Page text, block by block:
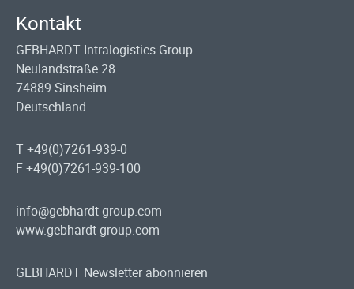
Kontakt
GEBHARDT Intralogistics Group
Neulandstraße 28
74889 Sinsheim
Deutschland
T +49(0)7261-939-0
F +49(0)7261-939-100
info@gebhardt-group.com
www.gebhardt-group.com
GEBHARDT Newsletter abonnieren